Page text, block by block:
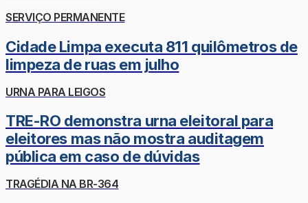
SERVIÇO PERMANENTE
Cidade Limpa executa 811 quilômetros de
limpeza de ruas em julho
URNA PARA LEIGOS
TRE-RO demonstra urna eleitoral para
eleitores mas não mostra auditagem
pública em caso de dúvidas
TRAGÉDIA NA BR-364